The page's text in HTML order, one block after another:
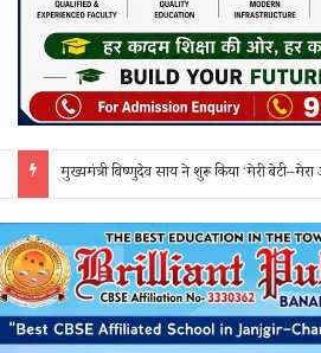
सक्ती: ₹90 लाख की ठगी का खुलासा, एक महिला